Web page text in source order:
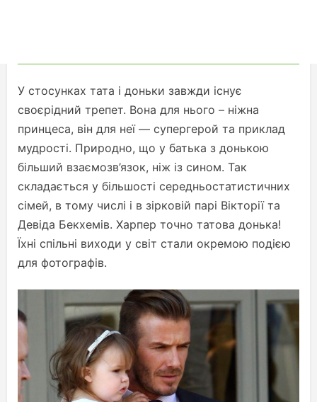
У стосунках тата і доньки завжди існує
своєрідний трепет. Вона для нього – ніжна
принцеса, він для неї — супергерой та приклад
мудрості. Природно, що у батька з донькою
більший взаємозв’язок, ніж із сином. Так
складається у більшості середньостатистичних
сімей, в тому числі і в зірковій парі Вікторії та
Девіда Бекхемів. Харпер точно татова донька!
Їхні спільні виходи у світ стали окремою подією
для фотографів.